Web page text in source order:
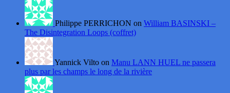
Philippe PERRICHON on William BASINSKI –
The Disintegration Loops (coffret)
Yannick Vilto on Manu LANN HUEL ne passera
plus par les champs le long de la rivière